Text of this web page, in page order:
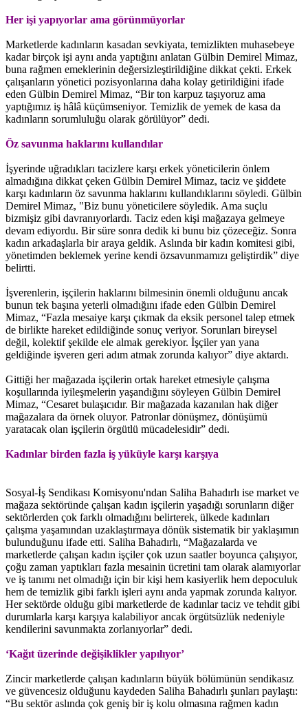
Her işi yapıyorlar ama görünmüyorlar
Marketlerde kadınların kasadan sevkiyata, temizlikten muhasebeye
kadar birçok işi aynı anda yaptığını anlatan Gülbin Demirel Mimaz,
buna rağmen emeklerinin değersizleştirildiğine dikkat çekti. Erkek
çalışanların yönetici pozisyonlarına daha kolay getirildiğini ifade
eden Gülbin Demirel Mimaz, “Bir ton karpuz taşıyoruz ama
yaptığımız iş hâlâ küçümseniyor. Temizlik de yemek de kasa da
kadınların sorumluluğu olarak görülüyor” dedi.
Öz savunma haklarını kullandılar
İşyerinde uğradıkları tacizlere karşı erkek yöneticilerin önlem
almadığına dikkat çeken Gülbin Demirel Mimaz, taciz ve şiddete
karşı kadınların öz savunma haklarını kullandıklarını söyledi. Gülbin
Demirel Mimaz, "Biz bunu yöneticilere söyledik. Ama suçlu
bizmişiz gibi davranıyorlardı. Taciz eden kişi mağazaya gelmeye
devam ediyordu. Bir süre sonra dedik ki bunu biz çözeceğiz. Sonra
kadın arkadaşlarla bir araya geldik. Aslında bir kadın komitesi gibi,
yönetimden beklemek yerine kendi özsavunmamızı geliştirdik” diye
belirtti.
İşverenlerin, işçilerin haklarını bilmesinin önemli olduğunu ancak
bunun tek başına yeterli olmadığını ifade eden Gülbin Demirel
Mimaz, “Fazla mesaiye karşı çıkmak da eksik personel talep etmek
de birlikte hareket edildiğinde sonuç veriyor. Sorunları bireysel
değil, kolektif şekilde ele almak gerekiyor. İşçiler yan yana
geldiğinde işveren geri adım atmak zorunda kalıyor” diye aktardı.
Gittiği her mağazada işçilerin ortak hareket etmesiyle çalışma
koşullarında iyileşmelerin yaşandığını söyleyen Gülbin Demirel
Mimaz, “Cesaret bulaşıcıdır. Bir mağazada kazanılan hak diğer
mağazalara da örnek oluyor. Patronlar dönüşmez, dönüşümü
yaratacak olan işçilerin örgütlü mücadelesidir” dedi.
Kadınlar birden fazla iş yüküyle karşı karşıya
Sosyal-İş Sendikası Komisyonu'ndan Saliha Bahadırlı ise market ve
mağaza sektöründe çalışan kadın işçilerin yaşadığı sorunların diğer
sektörlerden çok farklı olmadığını belirterek, ülkede kadınları
çalışma yaşamından uzaklaştırmaya dönük sistematik bir yaklaşımın
bulunduğunu ifade etti. Saliha Bahadırlı, “Mağazalarda ve
marketlerde çalışan kadın işçiler çok uzun saatler boyunca çalışıyor,
çoğu zaman yaptıkları fazla mesainin ücretini tam olarak alamıyorlar
ve iş tanımı net olmadığı için bir kişi hem kasiyerlik hem depoculuk
hem de temizlik gibi farklı işleri aynı anda yapmak zorunda kalıyor.
Her sektörde olduğu gibi marketlerde de kadınlar taciz ve tehdit gibi
durumlarla karşı karşıya kalabiliyor ancak örgütsüzlük nedeniyle
kendilerini savunmakta zorlanıyorlar” dedi.
‘Kağıt üzerinde değişiklikler yapılıyor’
Zincir marketlerde çalışan kadınların büyük bölümünün sendikasız
ve güvencesiz olduğunu kaydeden Saliha Bahadırlı şunları paylaştı:
“Bu sektör aslında çok geniş bir iş kolu olmasına rağmen kadın